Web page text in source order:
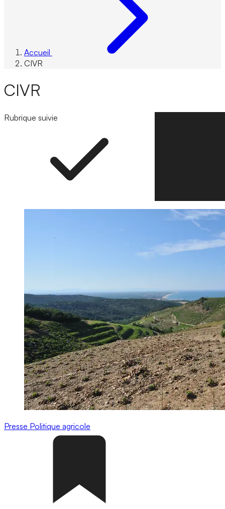
Accueil
CIVR
CIVR
Rubrique suivie
Presse Politique agricole